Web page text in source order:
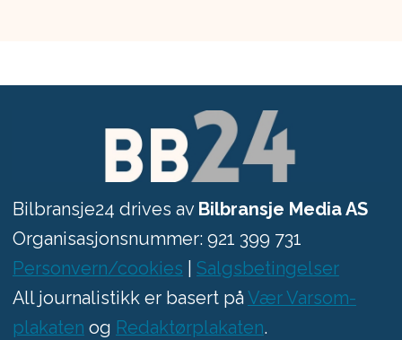
Bilbransje24 drives av Bilbransje Media AS
Organisasjonsnummer: 921 399 731
Personvern/cookies
Salgsbetingelser
All journalistikk er basert på Vær Varsom-
plakaten og Redaktørplakaten.